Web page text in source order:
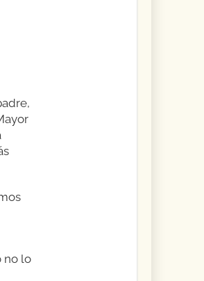
no lo